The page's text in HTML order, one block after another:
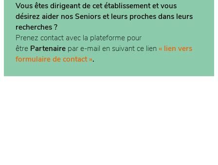
Vous êtes dirigeant de cet établissement et vous
désirez aider nos Seniors et leurs proches dans leurs
recherches ?
Prenez contact avec la plateforme pour
être Partenaire par e-mail en suivant ce lien « lien vers
formulaire de contact ».